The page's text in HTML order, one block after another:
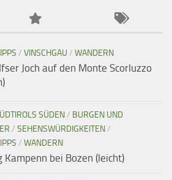
/ VINSCHGAU / WANDERN
Joch auf den Monte Scorluzzo
SÜDEN/ BURGEN UND
/ SEHENSWÜRDIGKEITEN/
/ WANDERN
Kampenn bei Bozen (leicht)